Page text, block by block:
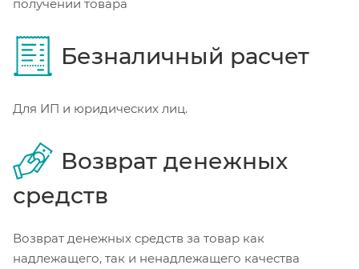
получении товара
Безналичный расчет
Для ИП и юридических лиц.
Возврат денежных
средств
Возврат денежных средств за товар как
надлежащего, так и ненадлежащего качества